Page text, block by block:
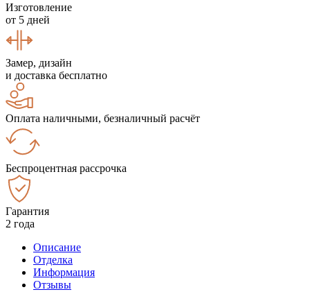
Изготовление
от 5 дней
Замер, дизайн
и доставка бесплатно
Оплата наличными, безналичный расчёт
Беспроцентная рассрочка
Гарантия
2 года
Описание
Отделка
Информация
Отзывы